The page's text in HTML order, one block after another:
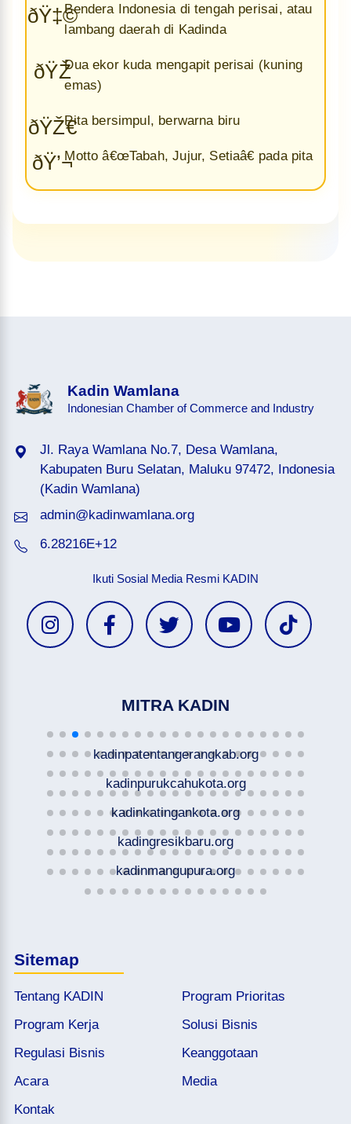
ðŸ‡©Bendera Indonesia di tengah perisai, atau
lambang daerah di Kadinda
ðŸŽDua ekor kuda mengapit perisai (kuning
emas)
ðŸŽ€Pita bersimpul, berwarna biru
ðŸ’¬Motto â€œTabah, Jujur, Setiaâ€ pada pita
Kadin Wamlana
Indonesian Chamber of Commerce and Industry
Jl. Raya Wamlana No.7, Desa Wamlana,
Kabupaten Buru Selatan, Maluku 97472, Indonesia
(Kadin Wamlana)
admin@kadinwamlana.org
6.28216E+12
Ikuti Sosial Media Resmi KADIN
MITRA KADIN
kadinpatentangerangkab.org
kadinpurukcahukota.org
kadinkatingankota.org
kadingresikbaru.org
kadinmangupura.org
Sitemap
Tentang KADIN
Program Prioritas
Program Kerja
Solusi Bisnis
Regulasi Bisnis
Keanggotaan
Acara
Media
Kontak